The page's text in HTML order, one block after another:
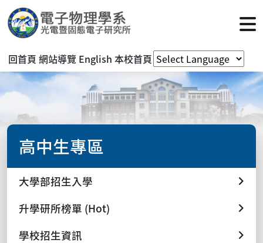
回首頁 網站導覽 English 本校首頁
高中生專區
大學部招生入學
升學研所榜單 (Hot)
學校招生資訊